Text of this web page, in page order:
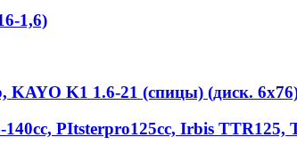
1,6)
K1 1.6-21 (спицы) (диск.
РItstеrрrо125сс, Irbis